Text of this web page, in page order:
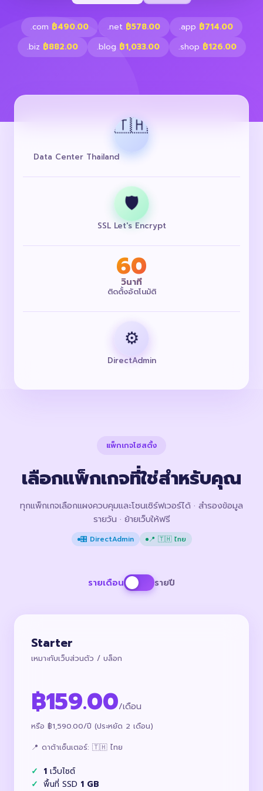
.com ฿490.00 .net ฿578.00 .app ฿714.00
.biz ฿882.00 .blog ฿1,033.00 .shop ฿126.00
🇹🇭
Data Center Thailand
🛡️
SSL Let's Encrypt
60
วินาที
ติดตั้งอัตโนมัติ
⚙️
DirectAdmin
แพ็กเกจโฮสติ้ง
เลือกแพ็กเกจที่ใช่สำหรับคุณ
ทุกแพ็กเกจเลือกแผงควบคุมและโซนเซิร์ฟเวอร์ได้ · สำรองข้อมูล
รายวัน · ย้ายเว็บให้ฟรี
🎛️ DirectAdmin 📍 🇹🇭 ไทย
รายเดือน รายปี
Starter
เหมาะกับเว็บส่วนตัว / บล็อก
฿159.00/เดือน
หรือ ฿1,590.00/ปี (ประหยัด 2 เดือน)
📍 ดาต้าเซ็นเตอร์: 🇹🇭 ไทย
1 เว็บไซต์
พื้นที่ SSD 1 GB